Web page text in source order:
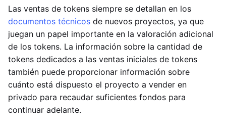
Las ventas de tokens siempre se detallan en los
documentos técnicos de nuevos proyectos, ya que
juegan un papel importante en la valoración adicional
de los tokens. La información sobre la cantidad de
tokens dedicados a las ventas iniciales de tokens
también puede proporcionar información sobre
cuánto está dispuesto el proyecto a vender en
privado para recaudar suficientes fondos para
continuar adelante.